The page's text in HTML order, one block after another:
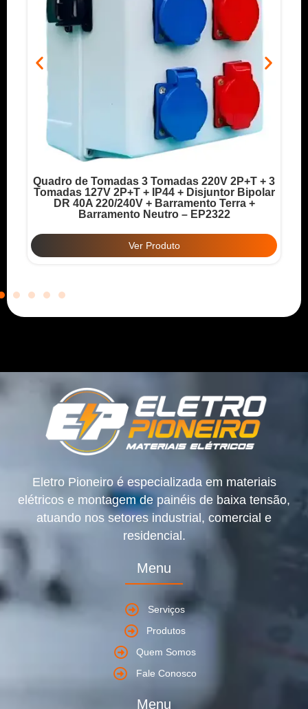
Quadro de Tomadas 3 Tomadas 220V 2P+T + 3
Tomadas 127V 2P+T + IP44 + Disjuntor Bipolar
DR 40A 220/240V + Barramento Terra +
Barramento Neutro – EP2322
Ver Produto
Eletro Pioneiro é especializada em materiais
elétricos e montagem de painéis de baixa tensão,
atuando nos setores industrial, comercial e
residencial.
Menu
Serviços
Produtos
Quem Somos
Fale Conosco
Menu